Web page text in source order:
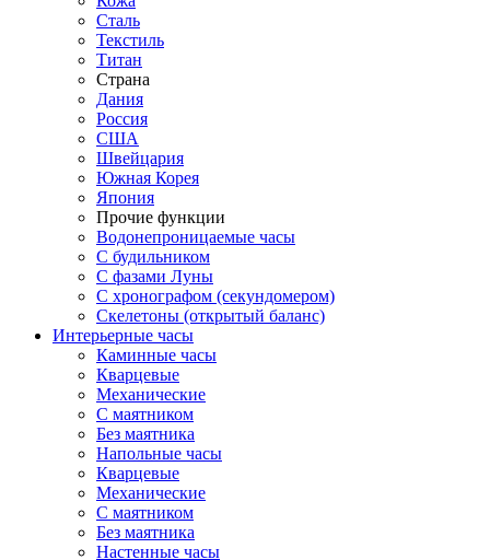
Сталь
Текстиль
Титан
Страна
Дания
Россия
США
Швейцария
Южная Корея
Япония
Прочие функции
Водонепроницаемые часы
С будильником
С фазами Луны
С хронографом (секундомером)
Скелетоны (открытый баланс)
Интерьерные часы
Каминные часы
Кварцевые
Механические
С маятником
Без маятника
Напольные часы
Кварцевые
Механические
С маятником
Без маятника
Настенные часы